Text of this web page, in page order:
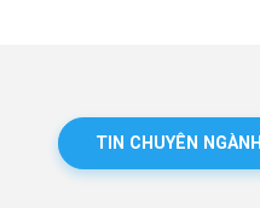
TIN CHUYÊN NGÀNH